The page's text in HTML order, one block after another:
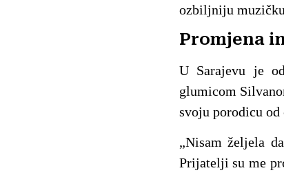
ozbiljniju
Promjena
U Sarajevu je
glumicom
svoju porodicu od
„Nisam željela
Prijatelji su me